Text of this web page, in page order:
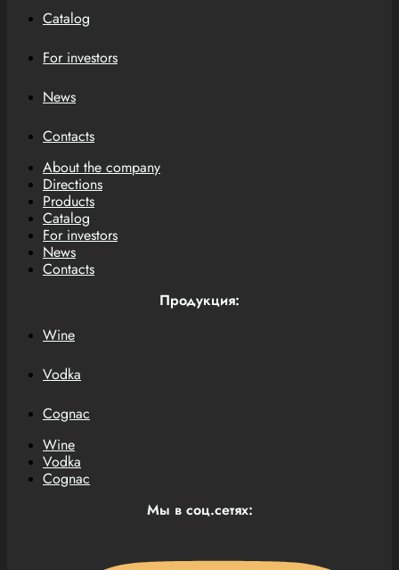
Catalog
For investors
News
Contacts
About the company
Directions
Products
Catalog
For investors
News
Contacts
Продукция:
Wine
Vodka
Cognac
Wine
Vodka
Cognac
Мы в соц.сетях: